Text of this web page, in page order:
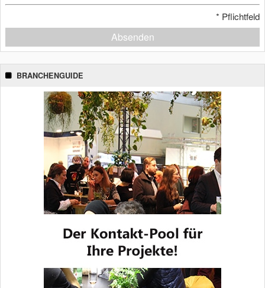
* Pflichtfeld
Absenden
BRANCHENGUIDE